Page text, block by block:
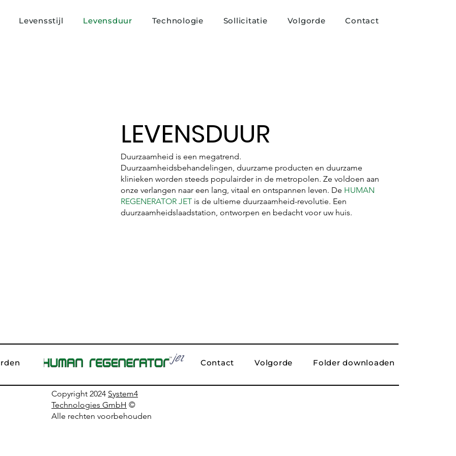
Levensstijl Levensduur Technologie Sollicitatie Volgorde Contact
LEVENSDUUR
Duurzaamheid is een megatrend.
Duurzaamheidsbehandelingen, duurzame producten en duurzame
klinieken worden steeds populairder in de metropolen. Ze voldoen aan
onze verlangen naar een lang, vitaal en ontspannen leven. De HUMAN
REGENERATOR JETis de ultieme duurzaamheid-revolutie. Een
duurzaamheidslaadstation, ontworpen en bedacht voor uw huis.
Contact Volgorde Folder downloaden
Copyright 2024 System4
Technologies GmbH ©
Alle rechten voorbehouden